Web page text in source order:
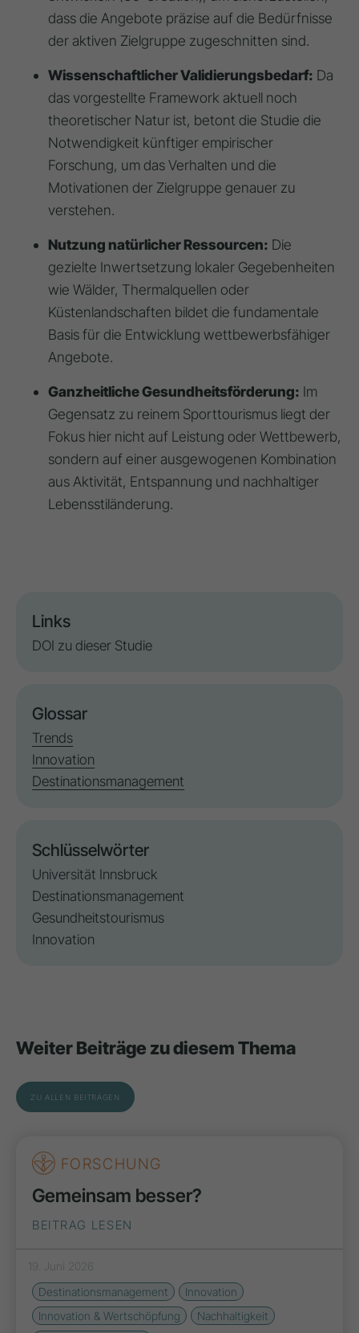
dass die Angebote präzise auf die Bedürfnisse
der aktiven Zielgruppe zugeschnitten sind.
Wissenschaftlicher Validierungsbedarf: Da
das vorgestellte Framework aktuell noch
theoretischer Natur ist, betont die Studie die
Notwendigkeit künftiger empirischer
Forschung, um das Verhalten und die
Motivationen der Zielgruppe genauer zu
verstehen.
Nutzung natürlicher Ressourcen: Die
gezielte Inwertsetzung lokaler Gegebenheiten
wie Wälder, Thermalquellen oder
Küstenlandschaften bildet die fundamentale
Basis für die Entwicklung wettbewerbsfähiger
Angebote.
Ganzheitliche Gesundheitsförderung: Im
Gegensatz zu reinem Sporttourismus liegt der
Fokus hier nicht auf Leistung oder Wettbewerb,
sondern auf einer ausgewogenen Kombination
aus Aktivität, Entspannung und nachhaltiger
Lebensstiländerung.
Links
DOI zu dieser Studie
Glossar
Trends
Innovation
Destinationsmanagement
Schlüsselwörter
Universität Innsbruck
Destinationsmanagement
Gesundheitstourismus
Innovation
Weiter Beiträge zu diesem Thema
ZU ALLEN BEITRÄGEN
FORSCHUNG
Gemeinsam besser?
BEITRAG LESEN
19. Juni 2026
Destinationsmanagement
Innovation
Innovation & Wertschöpfung
Nachhaltigkeit